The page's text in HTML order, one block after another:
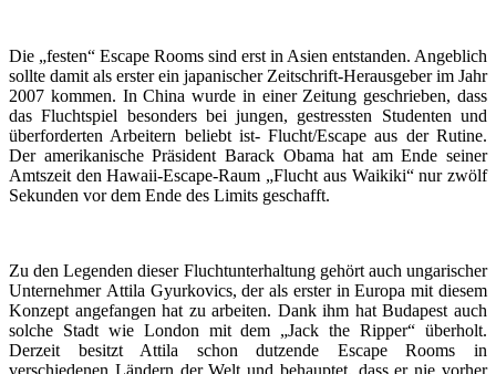
Die „festen“ Escape Rooms sind erst in Asien entstanden. Angeblich
sollte damit als erster ein japanischer Zeitschrift-Herausgeber im Jahr
2007 kommen. In China wurde in einer Zeitung geschrieben, dass
das Fluchtspiel besonders bei jungen, gestressten Studenten und
überforderten Arbeitern beliebt ist- Flucht/Escape aus der Rutine.
Der amerikanische Präsident Barack Obama hat am Ende seiner
Amtszeit den Hawaii-Escape-Raum „Flucht aus Waikiki“ nur zwölf
Sekunden vor dem Ende des Limits geschafft.
Zu den Legenden dieser Fluchtunterhaltung gehört auch ungarischer
Unternehmer Attila Gyurkovics,der als erster in Europa mit diesem
Konzept angefangen hat zu arbeiten. Dank ihm hat Budapest auch
solche Stadt wie London mit dem „Jack the Ripper“ überholt.
Derzeit besitzt Attila schon dutzende Escape Rooms in
verschiedenen Ländern der Welt und behauptet, dass er nie vorher